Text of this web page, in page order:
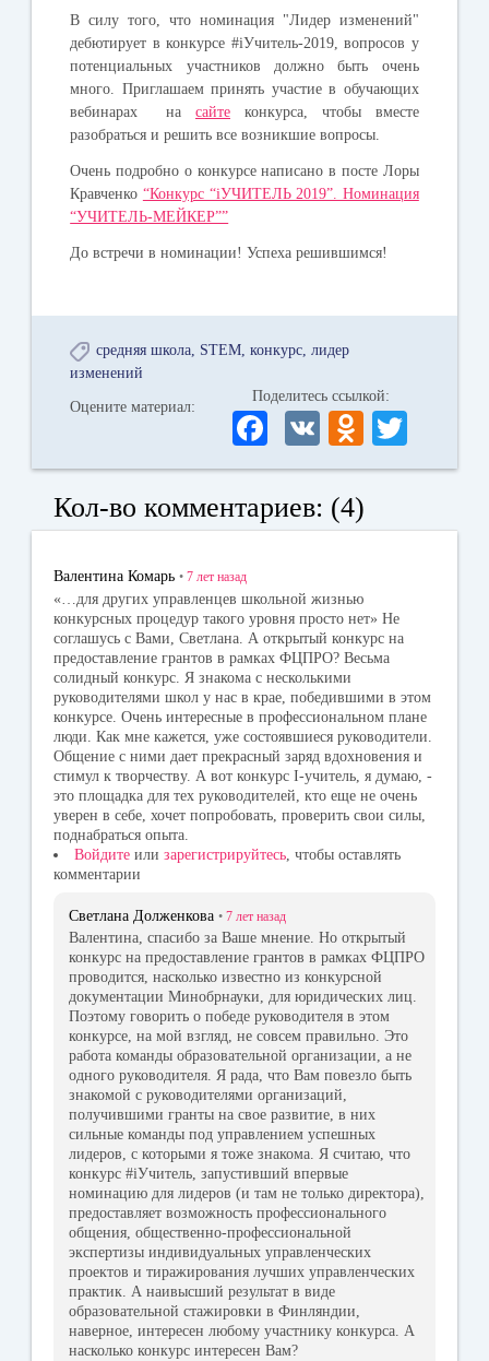
В силу того, что номинация "Лидер изменений"
дебютирует в конкурсе #iУчитель-2019, вопросов у
потенциальных участников должно быть очень
много. Приглашаем принять участие в обучающих
вебинарах на сайте конкурса, чтобы вместе
разобраться и решить все возникшие вопросы.
Очень подробно о конкурсе написано в посте Лоры
Кравченко “Конкурс “iУЧИТЕЛЬ 2019”. Номинация
“УЧИТЕЛЬ-МЕЙКЕР””
До встречи в номинации! Успеха решившимся!
средняя школа STEM конкурс лидер
изменений
Оцените материал:
Поделитесь ссылкой:
Fa
ce
bo
ok
V
K
O
dn
la
ki
wi
r
Кол-во комментариев: (4)
Валентина Комарь • 7 лет назад
«…для других управленцев школьной жизнью
конкурсных процедур такого уровня просто нет» Не
соглашусь с Вами, Светлана. А открытый конкурс на
предоставление грантов в рамках ФЦПРО? Весьма
солидный конкурс. Я знакома с несколькими
руководителями школ у нас в крае, победившими в этом
конкурсе. Очень интересные в профессиональном плане
люди. Как мне кажется, уже состоявшиеся руководители.
Общение с ними дает прекрасный заряд вдохновения и
стимул к творчеству. А вот конкурс I-учитель, я думаю, -
это площадка для тех руководителей, кто еще не очень
уверен в себе, хочет попробовать, проверить свои силы,
поднабраться опыта.
Войдите или зарегистрируйтесь , чтобы оставлять
комментарии
Светлана Долженкова • 7 лет назад
Валентина, спасибо за Ваше мнение. Но открытый
конкурс на предоставление грантов в рамках ФЦПРО
проводится, насколько известно из конкурсной
документации Минобрнауки, для юридических лиц.
Поэтому говорить о победе руководителя в этом
конкурсе, на мой взгляд, не совсем правильно. Это
работа команды образовательной организации, а не
одного руководителя. Я рада, что Вам повезло быть
знакомой с руководителями организаций,
получившими гранты на свое развитие, в них
сильные команды под управлением успешных
лидеров, с которыми я тоже знакома. Я считаю, что
конкурс #iУчитель, запустивший впервые
номинацию для лидеров (и там не только директора),
предоставляет возможность профессионального
общения, общественно-профессиональной
экспертизы индивидуальных управленческих
проектов и тиражирования лучших управленческих
практик. А наивысший результат в виде
образовательной стажировки в Финляндии,
наверное, интересен любому участнику конкурса. А
насколько конкурс интересен Вам?